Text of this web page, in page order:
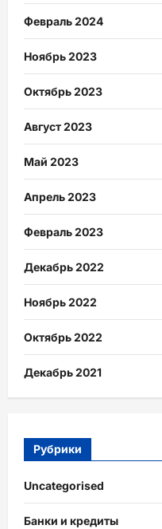
Февраль 2024
Ноябрь 2023
Октябрь 2023
Август 2023
Май 2023
Апрель 2023
Февраль 2023
Декабрь 2022
Ноябрь 2022
Октябрь 2022
Декабрь 2021
Рубрики
Uncategorised
Банки и кредиты